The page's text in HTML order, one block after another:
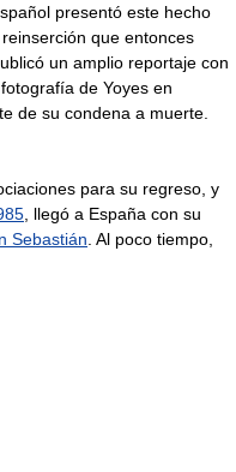
presentó este hecho
que entonces
un amplio reportaje con
de Yoyes en
de su condena a muerte.
para su regreso, y
, llegó a España con su
Sebastián . Al poco tiempo,